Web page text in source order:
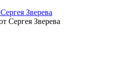
Зверева